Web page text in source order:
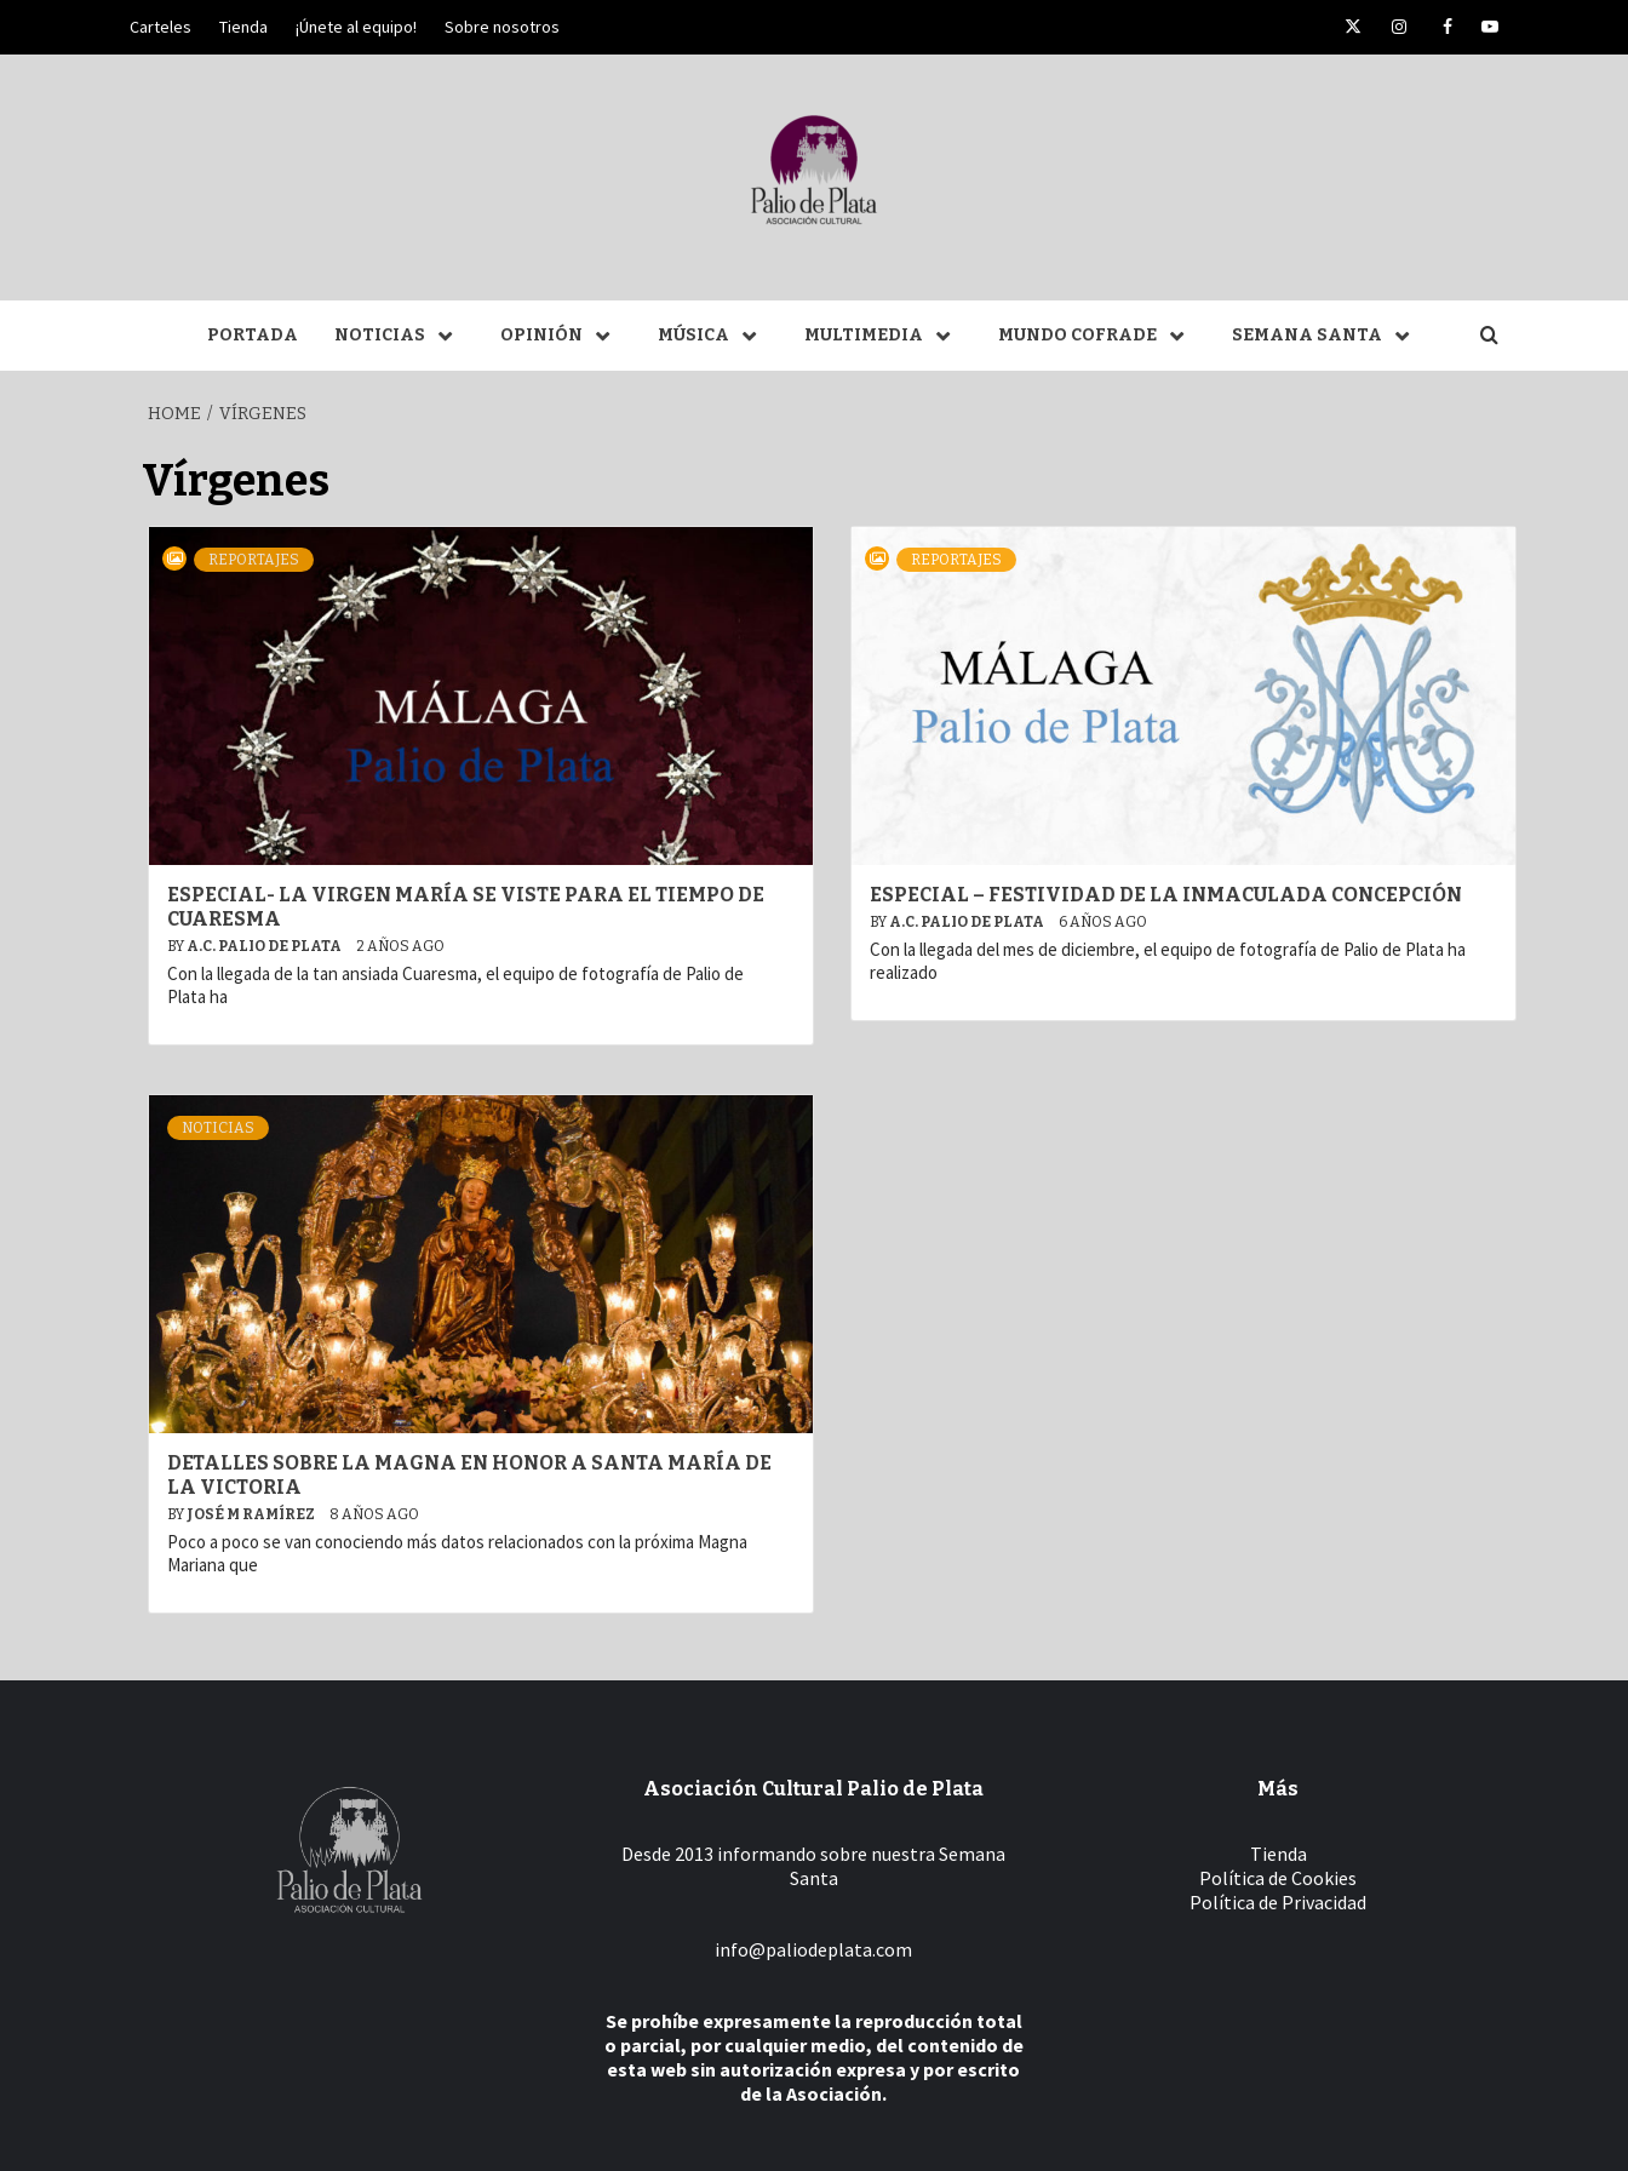
content
Carteles Tienda ¡Únete al equipo! Sobre nosotros TwitterInstagramFacebookYouTube
SEMANA SANTA DE
MÁLAGA
PORTADA NOTICIAS OPINIÓN MÚSICA MULTIMEDIA MUNDO COFRADE SEMANA SANTA
HOME VÍRGENES
Vírgenes
REPORTAJES
ESPECIAL- LA VIRGEN MARÍA SE VISTE PARA EL TIEMPO DE
CUARESMA
BY A.C. PALIO DE PLATA 2 AÑOS AGO
Con la llegada de la tan ansiada Cuaresma, el equipo de fotografía de Palio de
Plata ha
REPORTAJES
ESPECIAL – FESTIVIDAD DE LA INMACULADA CONCEPCIÓN
BY A.C. PALIO DE PLATA 6 AÑOS AGO
Con la llegada del mes de diciembre, el equipo de fotografía de Palio de Plata ha
realizado
NOTICIAS
DETALLES SOBRE LA MAGNA EN HONOR A SANTA MARÍA DE
LA VICTORIA
BY JOSÉ M RAMÍREZ 8 AÑOS AGO
Poco a poco se van conociendo más datos relacionados con la próxima Magna
Mariana que
Asociación Cultural Palio de Plata
Desde 2013 informando sobre nuestra Semana
Santa
info@paliodeplata.com
Se prohíbe expresamente la reproducción total
o parcial, por cualquier medio, del contenido de
esta web sin autorización expresa y por escrito
de la Asociación.
Más
Tienda
Política de Cookies
Política de Privacidad